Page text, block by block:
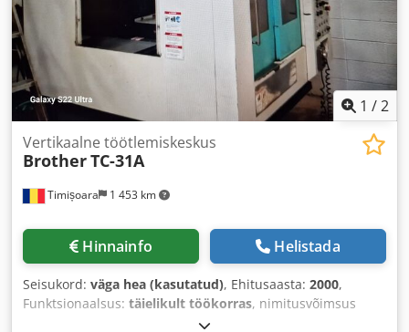
1 /2
Timișoara 1 453 km
Vertikaalne töötlemiskeskus
BrotherTC-31A
Hinnainfo Helistada
Seisukord: väga hea (kasutatud), Ehitusaasta: 2000,
Funktsionaalsus: täielikult töökorras, nimitusvõimsus
3, sisendpinge: